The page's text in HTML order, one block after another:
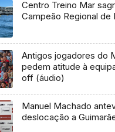
Centro Treino Mar
Campeão Regional de
Antigos jogadores do
pedem atitude à
off (áudio)
Manuel Machado
deslocação a